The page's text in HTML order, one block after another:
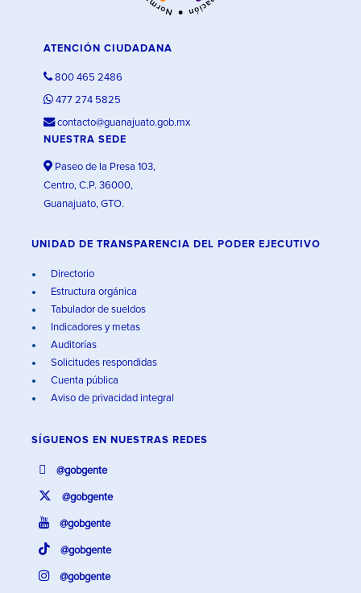
ATENCIÓN CIUDADANA
800 465 2486
477 274 5825
contacto@guanajuato.gob.mx
NUESTRA SEDE
Paseo de la Presa 103,
Centro, C.P. 36000,
Guanajuato, GTO.
UNIDAD DE TRANSPARENCIA DEL PODER EJECUTIVO
Directorio
Estructura orgánica
Tabulador de sueldos
Indicadores y metas
Auditorías
Solicitudes respondidas
Cuenta pública
Aviso de privacidad integral
SÍGUENOS EN NUESTRAS REDES
@gobgente
@gobgente
@gobgente
@gobgente
@gobgente